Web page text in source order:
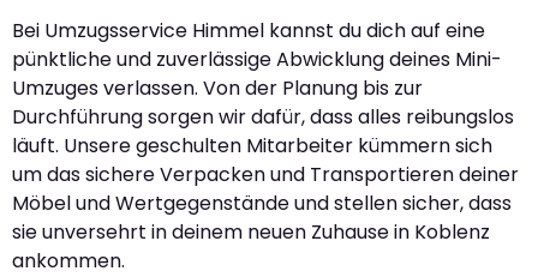
Bei Umzugsservice Himmel kannst du dich auf eine
pünktliche und zuverlässige Abwicklung deines Mini-
Umzuges verlassen. Von der Planung bis zur
Durchführung sorgen wir dafür, dass alles reibungslos
läuft. Unsere geschulten Mitarbeiter kümmern sich
um das sichere Verpacken und Transportieren deiner
Möbel und Wertgegenstände und stellen sicher, dass
sie unversehrt in deinem neuen Zuhause in Koblenz
ankommen.